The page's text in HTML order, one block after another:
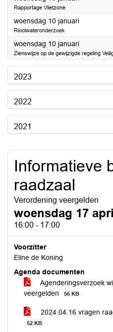
Rapportage Vlietzone
woensdag 10 januari2024
Rioolwateronderzoek
woensdag 10 januari2024
Zienswijze op de gewijzigde regeling
2023
2022
2021
Informatieve
raadzaal
Verordening veergelden
woensdag 17
16:00 - 17:00
Voorzitter
Eline de Koning
Agenda documenten
Agenderingsverzoek
veergelden
56 KB
2024.04.16 vragen
52 KB